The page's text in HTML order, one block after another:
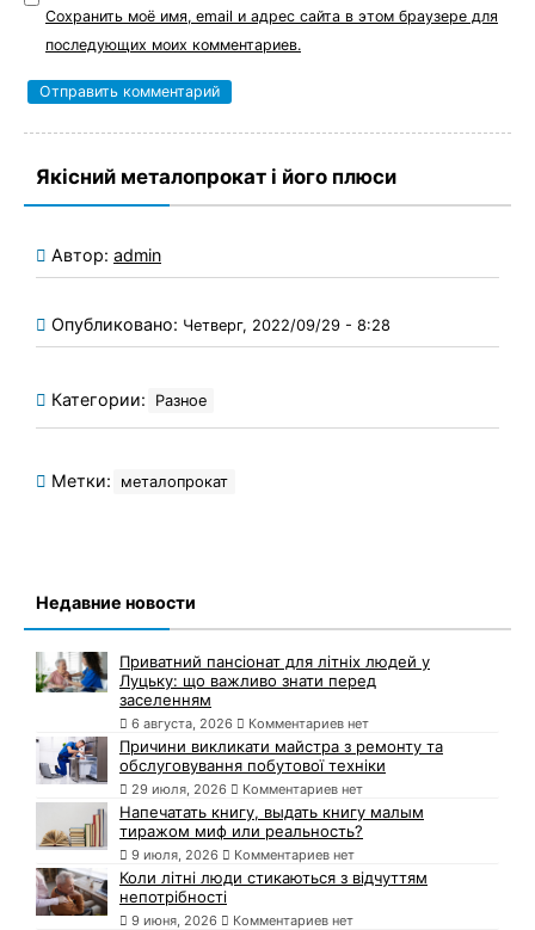
Сохранить моё имя, email и адрес сайта в этом браузере для
последующих моих комментариев.
Якісний металопрокат і його плюси
Автор: admin
Опубликовано: Четверг, 2022/09/29 - 8:28
Категории: Разное
Метки: металопрокат
Недавние новости
Приватний пансіонат для літніх людей у
Луцьку: що важливо знати перед
заселенням
6 августа, 2026 Комментариев нет
Причини викликати майстра з ремонту та
обслуговування побутової техніки
29 июля, 2026 Комментариев нет
Напечатать книгу, выдать книгу малым
тиражом миф или реальность?
9 июля, 2026 Комментариев нет
Коли літні люди стикаються з відчуттям
непотрібності
9 июня, 2026 Комментариев нет